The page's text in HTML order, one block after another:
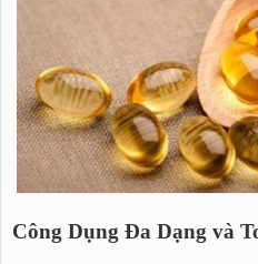
Công Dụng Đa Dạng và